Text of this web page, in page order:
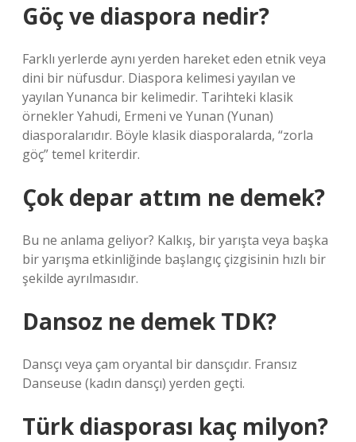
Göç ve diaspora nedir?
Farklı yerlerde aynı yerden hareket eden etnik veya
dini bir nüfusdur. Diaspora kelimesi yayılan ve
yayılan Yunanca bir kelimedir. Tarihteki klasik
örnekler Yahudi, Ermeni ve Yunan (Yunan)
diasporalarıdır. Böyle klasik diasporalarda, “zorla
göç” temel kriterdir.
Çok depar attım ne demek?
Bu ne anlama geliyor? Kalkış, bir yarışta veya başka
bir yarışma etkinliğinde başlangıç ​​çizgisinin hızlı bir
şekilde ayrılmasıdır.
Dansoz ne demek TDK?
Dansçı veya çam oryantal bir dansçıdır. Fransız
Danseuse (kadın dansçı) yerden geçti.
Türk diasporası kaç milyon?